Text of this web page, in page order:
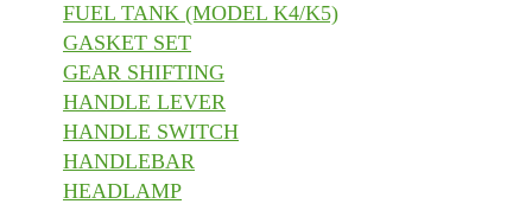
FUEL TANK (MODEL K4/K5)
GASKET SET
GEAR SHIFTING
HANDLE LEVER
HANDLE SWITCH
HANDLEBAR
HEADLAMP